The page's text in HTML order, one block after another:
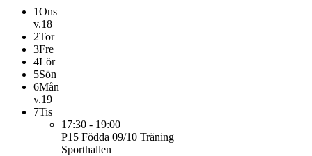
1Ons
v.18
2Tor
3Fre
4Lör
5Sön
6Mån
v.19
7Tis
17:30 - 19:00
P15 Födda 09/10 Träning
Sporthallen